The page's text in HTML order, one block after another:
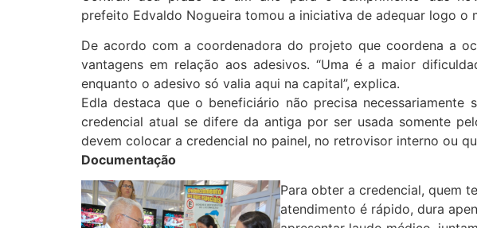
prefeito Edvaldo Nogueira tomou a iniciativa de adequar logo
De acordo com a coordenadora do projeto que coordena a
vantagens em relação aos adesivos. “Uma é a maior
enquanto o adesivo só valia aqui na capital”, explica.
Edla destaca que o beneficiário não precisa
credencial atual se difere da antiga por ser usada somente
devem colocar a credencial no painel, no retrovisor interno ou
Documentação
Para obter a credencial, quem
atendimento é rápido, dura